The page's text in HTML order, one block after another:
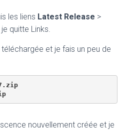
les liens Latest Release >
quitte Links.
et je fais un peu de
nouvellement créée et je